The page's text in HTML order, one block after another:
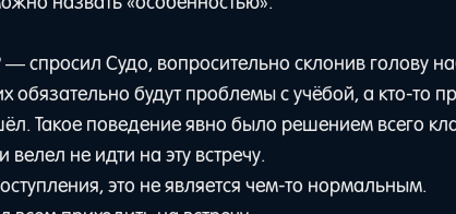
спросил Судо, вопросительно склонив голову
будут проблемы с учёбой, а кто-то
Такое поведение явно было решением всего
не идти на эту встречу.
это не является чем-то нормальным.